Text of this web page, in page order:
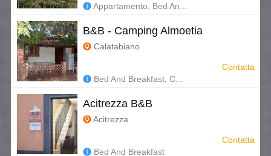
Appartamento, Bed An...
B&B - Camping Almoetia
Calatabiano
Bed And Breakfast, C...
Contatta
Acitrezza B&B
Acitrezza
Bed And Breakfast
Contatta